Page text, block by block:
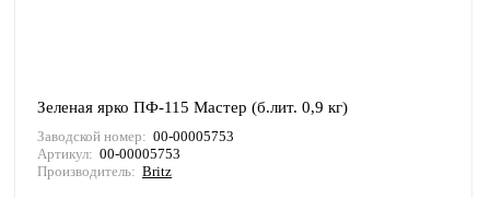
Зеленая ярко ПФ-115 Мастер (б.лит. 0,9 кг)
Заводской номер: 00-00005753
Артикул: 00-00005753
Производитель: Britz